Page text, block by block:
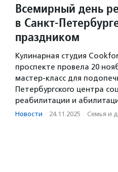
Всемирный день
в Санкт-
праздником
Кулинарная студия
проспекте провела 20
мастер-класс для
Петербургского центра
реабилитации и
Новости · 24.11.2025 · Семья и